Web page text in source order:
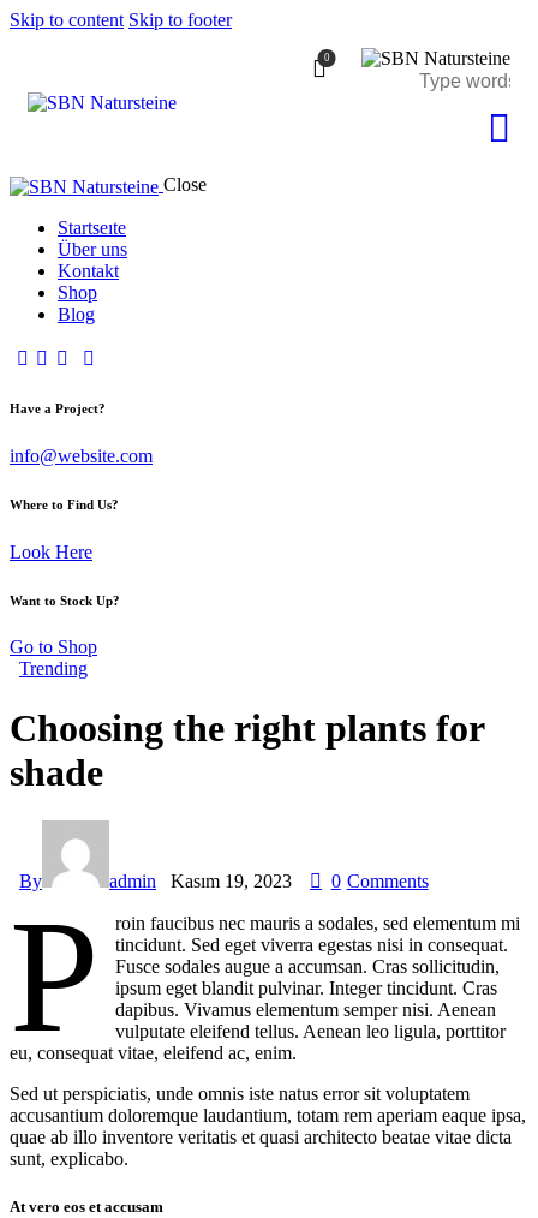
Skip to content Skip to footer
0
Close
Startseıte
Über uns
Kontakt
Shop
Blog
Have a Project?
info@website.com
Where to Find Us?
Look Here
Want to Stock Up?
Go to Shop
Trending
Choosing the right plants for
shade
By admin Kasım 19, 2023 0 Comments
P
roin faucibus nec mauris a sodales, sed elementum mi
tincidunt. Sed eget viverra egestas nisi in consequat.
Fusce sodales augue a accumsan. Cras sollicitudin,
ipsum eget blandit pulvinar. Integer tincidunt. Cras
dapibus. Vivamus elementum semper nisi. Aenean
vulputate eleifend tellus. Aenean leo ligula, porttitor
eu, consequat vitae, eleifend ac, enim.
Sed ut perspiciatis, unde omnis iste natus error sit voluptatem
accusantium doloremque laudantium, totam rem aperiam eaque ipsa,
quae ab illo inventore veritatis et quasi architecto beatae vitae dicta
sunt, explicabo.
At vero eos et accusam